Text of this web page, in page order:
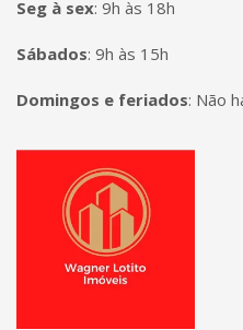
Seg à sex: 9h às 18h
Sábados: 9h às 15h
Domingos e feriados: Não
Página inicial